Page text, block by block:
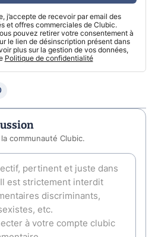
j’accepte de recevoir par email des
et offres commerciales de Clubic.
pouvez retirer votre consentement à
le lien de désinscription présent dans
plus sur la gestion de vos données,
Politique de confidentialité
communauté Clubic.